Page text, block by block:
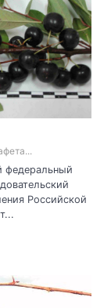
федеральный
Российской